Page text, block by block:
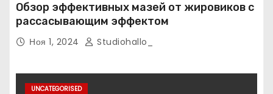
Обзор эффективных мазей от жировиков с
рассасывающим эффектом
Ноя 1, 2024 Studiohallo_
UNCATEGORISED